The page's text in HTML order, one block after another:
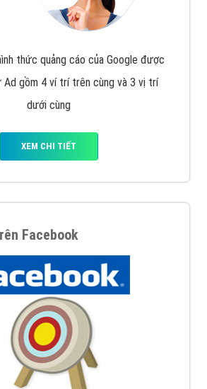
thức quảng cáo của Google được
gồm 4 ví trí trên cùng và 3 vị trí
dưới cùng
XEM CHI TIẾT
Facebook